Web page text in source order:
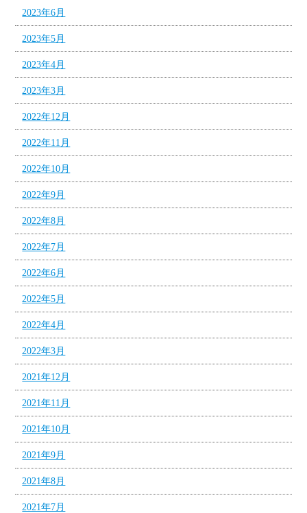
2023年6月
2023年5月
2023年4月
2023年3月
2022年12月
2022年11月
2022年10月
2022年9月
2022年8月
2022年7月
2022年6月
2022年5月
2022年4月
2022年3月
2021年12月
2021年11月
2021年10月
2021年9月
2021年8月
2021年7月